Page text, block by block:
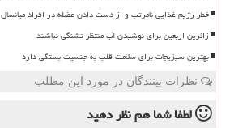
خطر رژیم غذایی نامرتب و از دست دادن عضله در افراد میانسال
زائرین اربعین برای نوشیدن آب منتظر تشنگی نباشند
بهترین سبزیجات برای سلامت قلب به جنسیت بستگی دارد
نظرات بینندگان در مورد این مطلب
لطفا شما همنظر دهید